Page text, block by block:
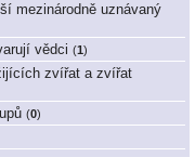
mezinárodně uznávaný
vědci (1 )
zvířat a zvířat
(0)